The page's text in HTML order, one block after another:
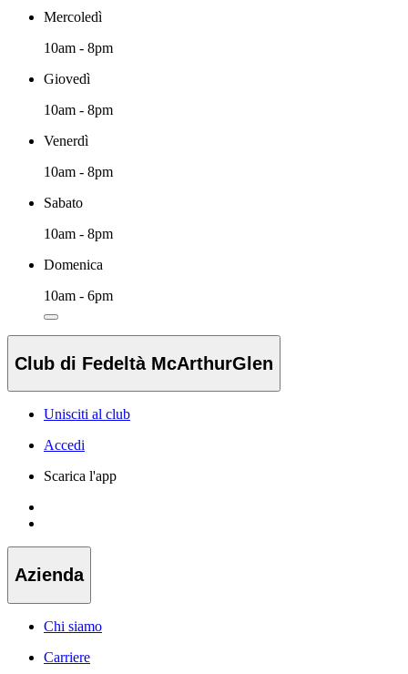
Mercoledì
10am - 8pm
Giovedì
10am - 8pm
Venerdì
10am - 8pm
Sabato
10am - 8pm
Domenica
10am - 6pm
Club di Fedeltà McArthurGlen
Unisciti al club
Accedi
Scarica l'app
Azienda
Chi siamo
Carriere